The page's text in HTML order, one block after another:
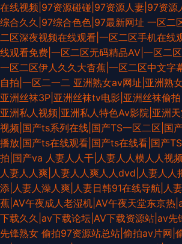
在线视频|97资源碰碰|97资源人妻|97资
综合久久|97综合色色|97最新网址 一区二
二区深夜视频在线观看|一区二区手机在线
线观看免费|一区二区无码精品AV|一区二
一区二区伊人久久大杳蕉|一区二区中文字
自拍|一区二一二 亚洲熟女av网址|亚洲熟
亚洲丝袜3P|亚洲丝袜tv电影|亚洲丝袜偷
亚洲私人视频|亚洲私人特色Av影院|亚洲
视频|国产ts系列在线|国产TS一区二区|国
播放|国产ts在线观看|国产ts在线看|国产
拍|国产va 人妻人人干|人妻人人模人人视
人妻人人爽|人妻人人爽人人dvd|人妻人人
添|人妻人澡人爽|人妻日韩91在线导航|人
蕉|AV午夜成人老湿机|AV午夜天堂东京热
下载久久|av下载论坛|AV下载资源站|av先
先锋熟女 偷拍97资源站总站|偷拍av片网|